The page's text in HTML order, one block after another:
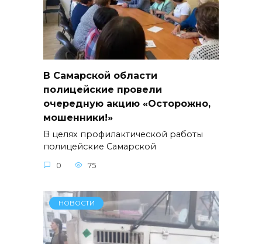
В Самарской области
полицейские провели
очередную акцию «Осторожно,
мошенники!»
В целях профилактической работы
полицейские Самарской
0 75
НОВОСТИ